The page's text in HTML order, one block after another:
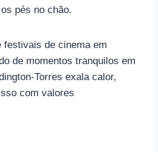
pés no chão.
festivais de cinema em
de momentos tranquilos em
Torres exala calor,
com valores